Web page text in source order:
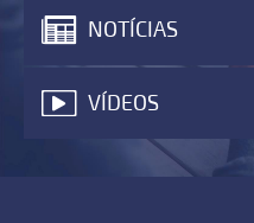
NOTÍCIAS
VÍDEOS